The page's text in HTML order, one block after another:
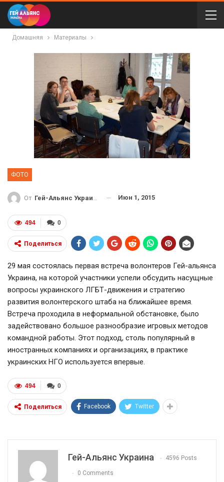
Домашняя Материалы
ФОТО
От Гей-Альянс Украина Июн 1, 2015
0
494
Поделиться
29 мая состоялась первая встреча волонтеров Гей-альянса
Украина, на которой участники успели обсудить насущные
вопросы украинского ЛГБТ-движения и стратегию
развития волонтерского штаба на ближайшее время.
Встреча проходила в неформальной обстановке, было
задействовано большое разнообразие игровых методов
командной работы. Этот подход, столь популярный в
иностранных компаниях и организациях, в практике
украинских НГО используется впервые.
0
494
Поделиться Facebook Twitter
Гей-Альянс Украина 4596 Posts
0 Comments